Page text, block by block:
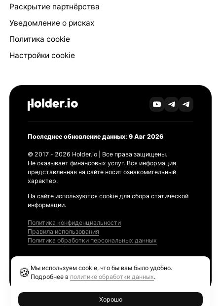
Раскрытие партнёрства
Уведомление о рисках
Политика cookie
Настройки cookie
Последнее обновление данных: 9 Авг 2026
© 2017 - 2026 Holder.io | Все права защищены.
Не оказывает финансовых услуг. Вся информация
представленная на сайте носит ознакомительный
характер.
На сайте используются cookie для сбора статической
информации.
Политика конфиденциальности
Правила использования
Политика обработки персональных данных
🍪 Мы используем cookie, что бы вам было удобно.
Подробнее в политике обработки данных.
Хорошо
Ethereum GAS Tracker